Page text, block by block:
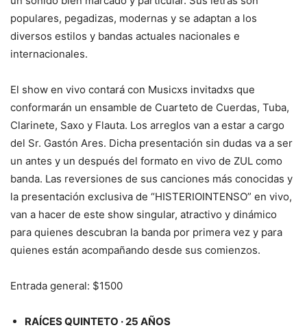
populares, pegadizas, modernas y se adaptan a los
diversos estilos y bandas actuales nacionales e
internacionales.
El show en vivo contará con Musicxs invitadxs que
conformarán un ensamble de Cuarteto de Cuerdas, Tuba,
Clarinete, Saxo y Flauta. Los arreglos van a estar a cargo
del Sr. Gastón Ares. Dicha presentación sin dudas va a ser
un antes y un después del formato en vivo de ZUL como
banda. Las reversiones de sus canciones más conocidas y
la presentación exclusiva de “HISTERIOINTENSO” en vivo,
van a hacer de este show singular, atractivo y dinámico
para quienes descubran la banda por primera vez y para
quienes están acompañando desde sus comienzos.
Entrada general: $1500
RAÍCES QUINTETO · 25 AÑOS